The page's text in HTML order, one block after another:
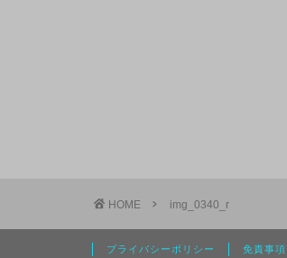
HOME img_0340_r
プライバシーポリシー 免責事項